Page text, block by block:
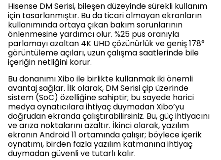
Hisense DM Serisi, bileşen düzeyinde sürekli kullanım
için tasarlanmıştır. Bu da ticari olmayan ekranların
kullanımında ortaya çıkan bakım sorunlarının
önlenmesine yardımcı olur. %25 pus oranıyla
parlamayı azaltan 4K UHD çözünürlük ve geniş 178°
görüntüleme açıları, uzun çalışma saatlerinde bile
içeriğin netliğini korur.
Bu donanımı Xibo ile birlikte kullanmak iki önemli
avantaj sağlar. İlk olarak, DM Serisi çip üzerinde
sistem (SoC) özelliğine sahiptir; bu sayede harici
medya oynatıcılara ihtiyaç duymadan Xibo’yu
doğrudan ekranda çalıştırabilirsiniz. Bu, güç ihtiyacını
ve arıza noktalarını azaltır. İkinci olarak, yazılım
ekranın Android 11 ortamında çalışır; böylece içerik
oynatımı, birden fazla yazılım katmanına ihtiyaç
duymadan güvenli ve tutarlı kalır.